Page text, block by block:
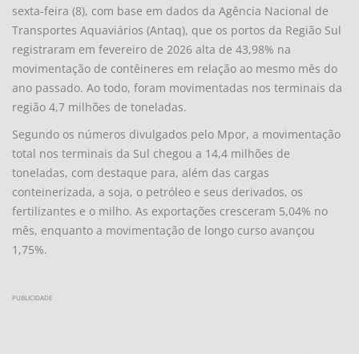
sexta-feira (8), com base em dados da Agência Nacional de
Transportes Aquaviários (Antaq), que os portos da Região Sul
registraram em fevereiro de 2026 alta de 43,98% na
movimentação de contêineres em relação ao mesmo mês do
ano passado. Ao todo, foram movimentadas nos terminais da
região 4,7 milhões de toneladas.
Segundo os números divulgados pelo Mpor, a movimentação
total nos terminais da Sul chegou a 14,4 milhões de
toneladas, com destaque para, além das cargas
conteinerizada, a soja, o petróleo e seus derivados, os
fertilizantes e o milho. As exportações cresceram 5,04% no
mês, enquanto a movimentação de longo curso avançou
1,75%.
PUBLICIDADE